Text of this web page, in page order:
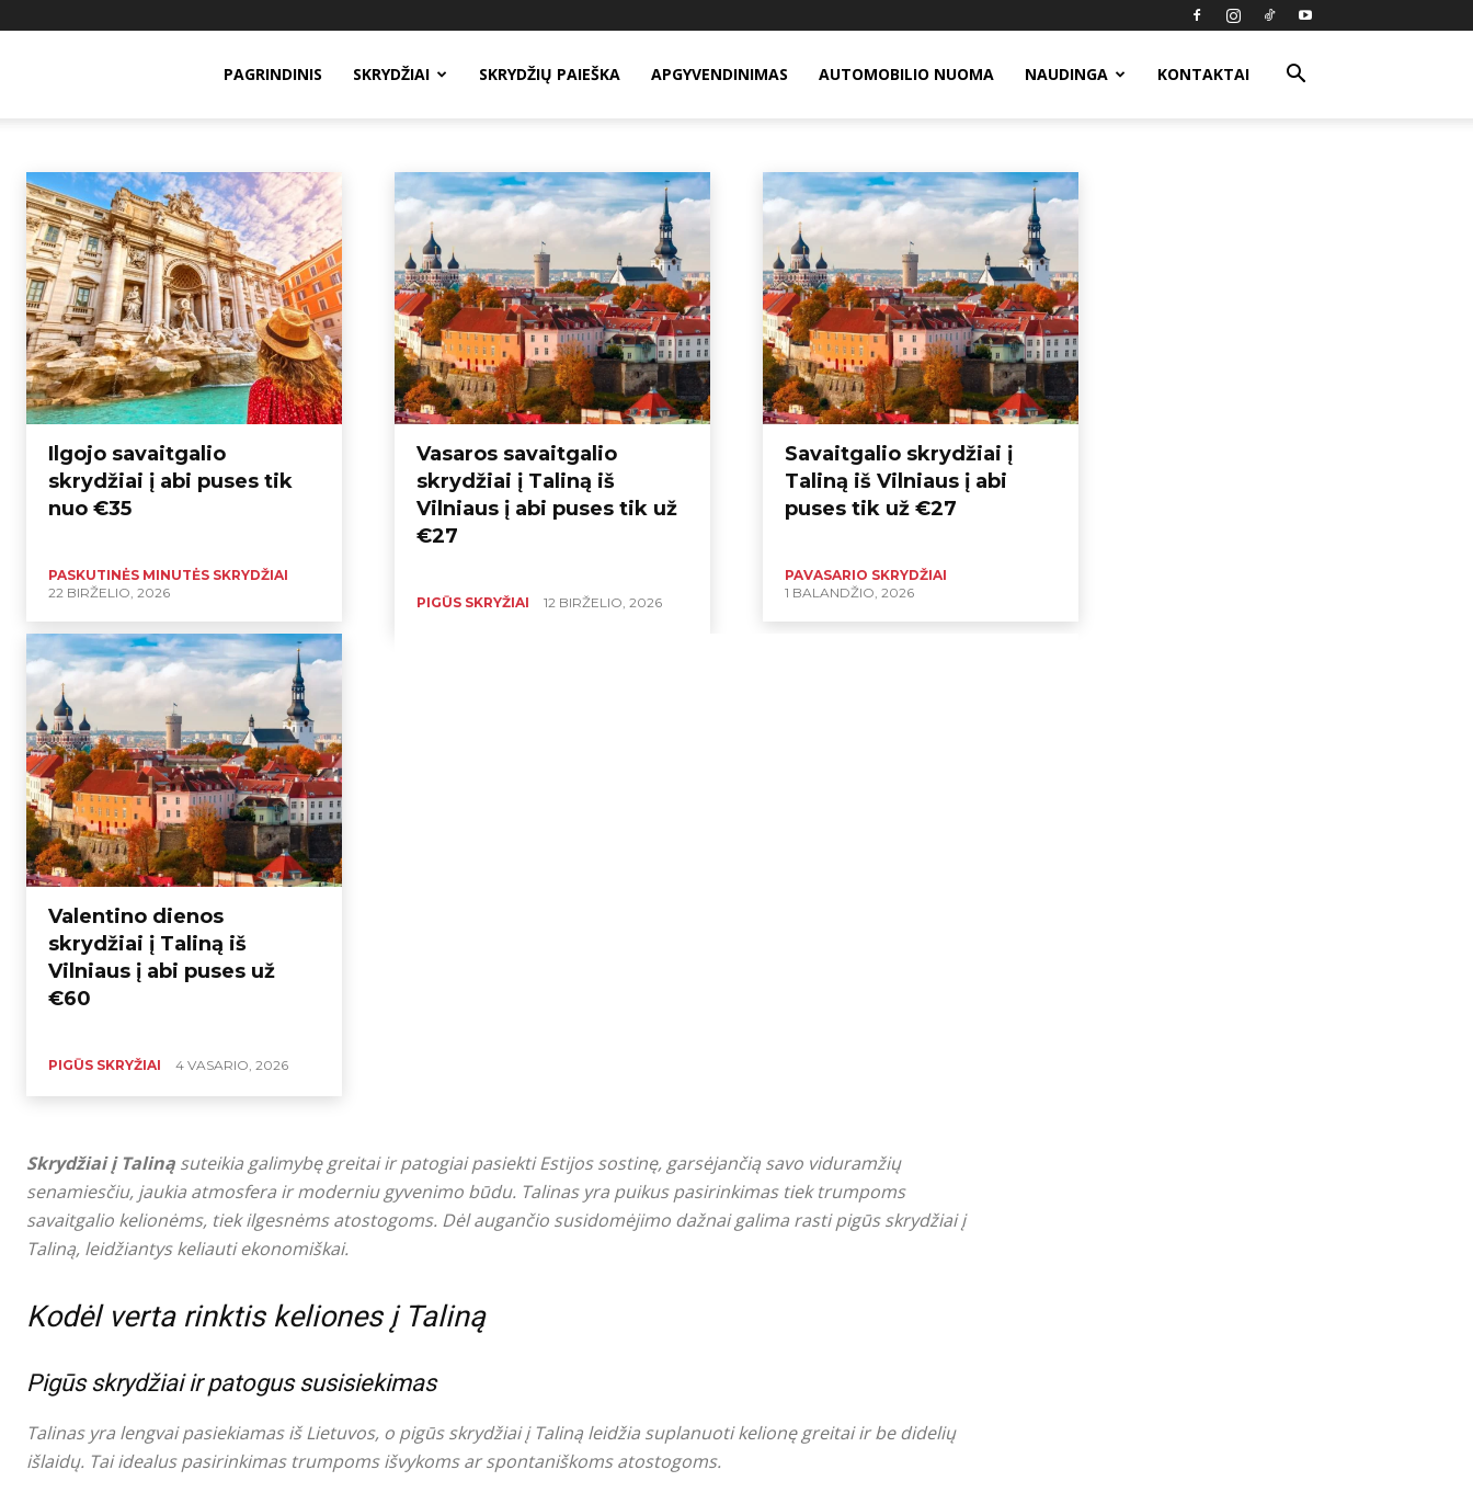
PAGRINDINIS SKRYDŽIAI SKRYDŽIŲ PAIEŠKA APGYVENDINIMAS AUTOMOBILIO NUOMA NAUDINGA KONTAKTAI
SKRYDŽIAI Į TALINĄ
Ilgojo savaitgalio
skrydžiai į abi puses tik
nuo €35
PASKUTINĖS MINUTĖS SKRYDŽIAI
22 BIRŽELIO, 2026
Vasaros savaitgalio
skrydžiai į Taliną iš
Vilniaus į abi puses tik už
€27
PIGŪS SKRYŽIAI 12 BIRŽELIO, 2026
Savaitgalio skrydžiai į
Taliną iš Vilniaus į abi
puses tik už €27
PAVASARIO SKRYDŽIAI
1 BALANDŽIO, 2026
Valentino dienos
skrydžiai į Taliną iš
Vilniaus į abi puses už
€60
PIGŪS SKRYŽIAI 4 VASARIO, 2026
Skrydžiai į Taliną suteikia galimybę greitai ir patogiai pasiekti Estijos sostinę, garsėjančią savo viduramžių
senamiesčiu, jaukia atmosfera ir moderniu gyvenimo būdu. Talinas yra puikus pasirinkimas tiek trumpoms
savaitgalio kelionėms, tiek ilgesnėms atostogoms. Dėl augančio susidomėjimo dažnai galima rasti pigūs skrydžiai į
Taliną, leidžiantys keliauti ekonomiškai.
Kodėl verta rinktis keliones į Taliną
Pigūs skrydžiai ir patogus susisiekimas
Talinas yra lengvai pasiekiamas iš Lietuvos, o pigūs skrydžiai į Taliną leidžia suplanuoti kelionę greitai ir be didelių
išlaidų. Tai idealus pasirinkimas trumpoms išvykoms ar spontaniškoms atostogoms.